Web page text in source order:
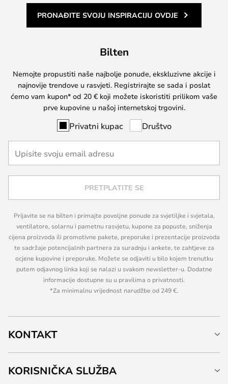
PRONAĐITE SVOJU INSPIRACIJU OVDJE
Bilten
Nemojte propustiti naše najbolje ponude, ekskluzivne akcije i
najnovije trendove u rasvjeti. Registrirajte se sada i poslat
ćemo vam kupon* od 20 € koji možete iskoristiti prilikom vaše
prve kupovine u našoj internetskoj trgovini.
Privatni kupac Društvo
PRETPLATITE SE
Prijavite se na bilten i primajte povoljne ponude za svjetiljke i svjetala,
ventilatore, solarnu i pametnu rasvjetu, kupone za popuste, sniženja
cijena proizvoda ili promotivne pakete, preporuke i prezentacije proizvoda
te sadržaje potencijalnih partnera za suradnju i ankete, te zahtjeve za
ocjene kupovine i preporuke. Možete se odjaviti u bilo kojem trenutku
putem odjavnog linka koji se nalazi u svakom newsletter-u. Dodatne
informacije dostupne su u pravilima o privatnosti.
*Za minimalnu vrijednost narudžbe od 249 €.
KONTAKT
KORISNIČKA SLUŽBA